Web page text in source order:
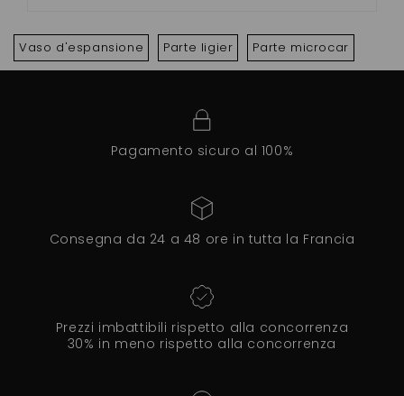
Vaso d'espansione Parte ligier Parte microcar
Pagamento sicuro al 100%
Consegna da 24 a 48 ore in tutta la Francia
Prezzi imbattibili rispetto alla concorrenza
30% in meno rispetto alla concorrenza